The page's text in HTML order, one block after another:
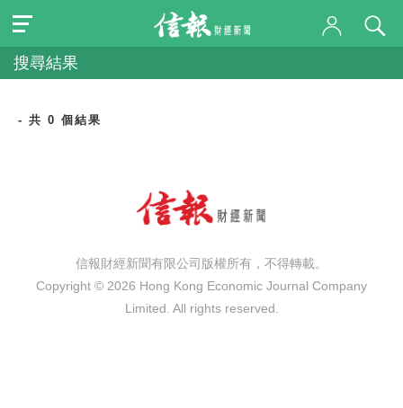
搜尋結果
- 共 0 個結果
信報財經新聞有限公司版權所有，不得轉載。
Copyright © 2026 Hong Kong Economic Journal Company
Limited. All rights reserved.